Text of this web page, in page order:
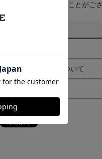
予告なく変更になることがご
ギフト対応について